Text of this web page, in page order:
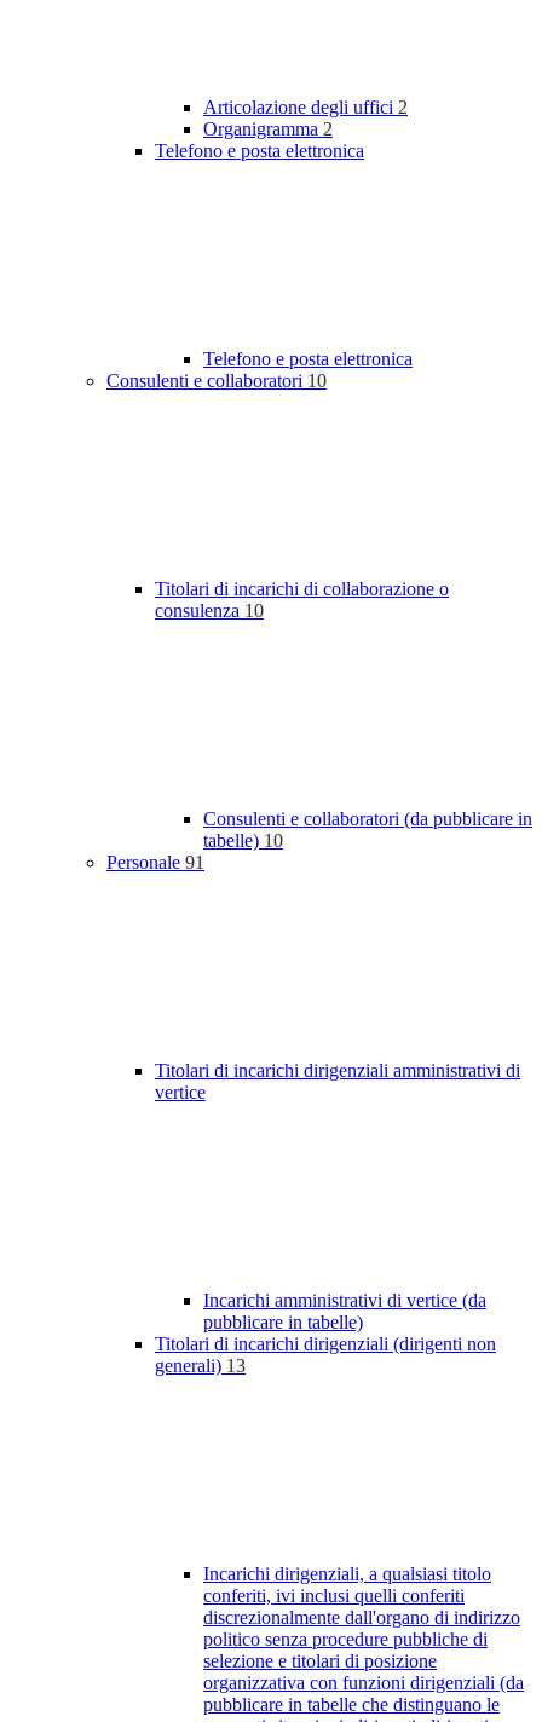
Articolazione degli uffici 2
Organigramma 2
Telefono e posta elettronica
Telefono e posta elettronica
Consulenti e collaboratori 10
Titolari di incarichi di collaborazione o
consulenza 10
Consulenti e collaboratori (da pubblicare in
tabelle) 10
Personale 91
Titolari di incarichi dirigenziali amministrativi di
vertice
Incarichi amministrativi di vertice (da
pubblicare in tabelle)
Titolari di incarichi dirigenziali (dirigenti non
generali) 13
Incarichi dirigenziali, a qualsiasi titolo
conferiti, ivi inclusi quelli conferiti
discrezionalmente dall'organo di indirizzo
politico senza procedure pubbliche di
selezione e titolari di posizione
organizzativa con funzioni dirigenziali (da
pubblicare in tabelle che distinguano le